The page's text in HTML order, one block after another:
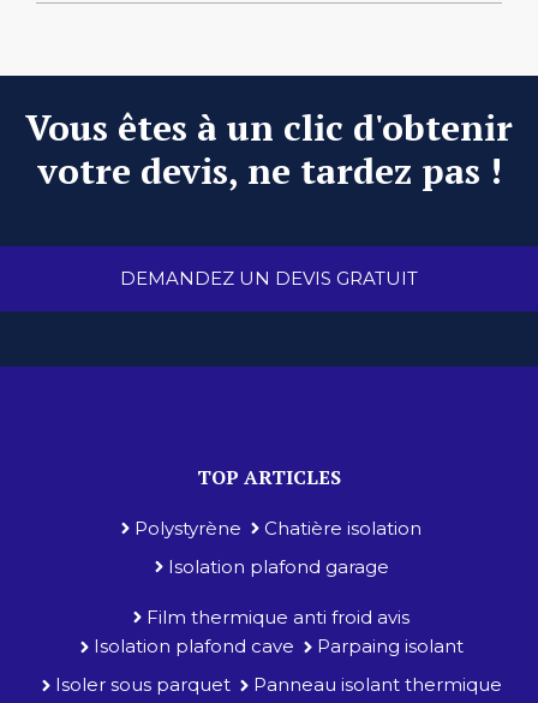
Vous êtes à un clic d'obtenir
votre devis, ne tardez pas !
DEMANDEZ UN DEVIS GRATUIT
TOP ARTICLES
Polystyrène
Chatière isolation
Isolation plafond garage
Film thermique anti froid avis
Isolation plafond cave
Parpaing isolant
Isoler sous parquet
Panneau isolant thermique